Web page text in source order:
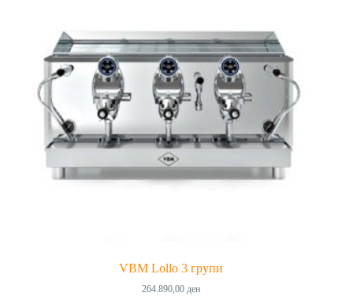
VBM Lollo 3 групи
264.890,00 ден